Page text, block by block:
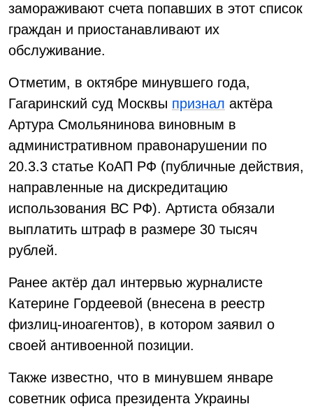
замораживают счета попавших в этот список
граждан и приостанавливают их
обслуживание.
Отметим, в октябре минувшего года,
Гагаринский суд Москвы признал актёра
Артура Смольянинова виновным в
административном правонарушении по
20.3.3 статье КоАП РФ (публичные действия,
направленные на дискредитацию
использования ВС РФ). Артиста обязали
выплатить штраф в размере 30 тысяч
рублей.
Ранее актёр дал интервью журналисте
Катерине Гордеевой (внесена в реестр
физлиц-иноагентов), в котором заявил о
своей антивоенной позиции.
Также известно, что в минувшем январе
советник офиса президента Украины